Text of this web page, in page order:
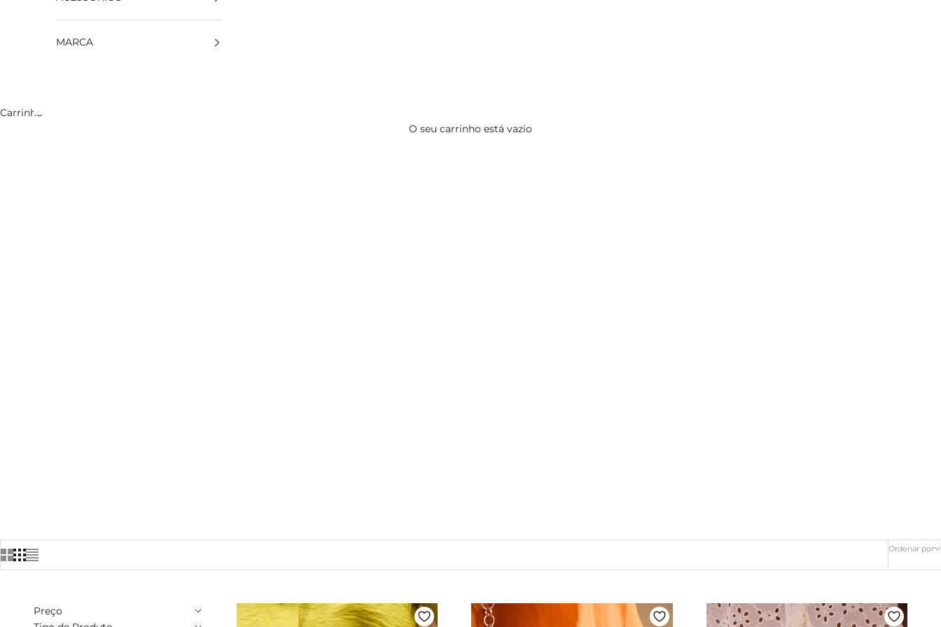
MARCA
Carrinho
O seu carrinho está vazio
CINTOS
Ordenar por
Preço